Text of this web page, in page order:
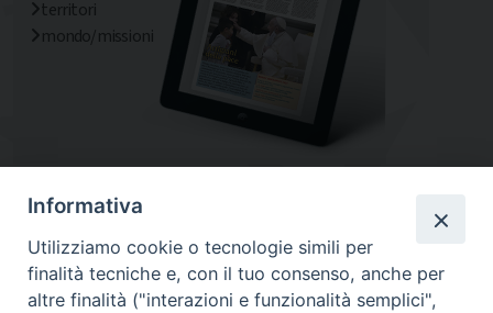
territori
mondo/missioni
Informativa
Utilizziamo cookie o tecnologie simili per
finalità tecniche e, con il tuo consenso, anche per
altre finalità ("interazioni e funzionalità semplici",